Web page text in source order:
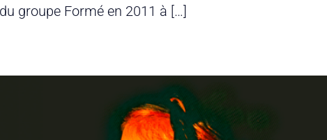
groupe Formé en 2011 à […]